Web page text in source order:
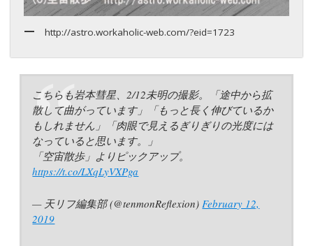
http://astro.workaholic-web.com/?eid=1723
こちらも岩本彗星、2/12未明の撮影。「途中から拡
散して曲がっています」「もっと長く伸びているか
もしれません」「肉眼で見えるぎりぎりの光度には
なっていると思います。」
「空宙散歩」よりピックアップ。
https://t.co/LXqLyVXPga
— 天リフ編集部 (@tenmonReflexion)February 12,
2019